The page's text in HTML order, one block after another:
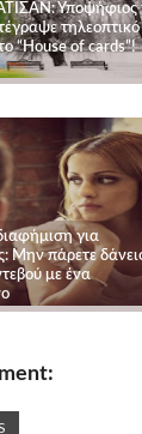
Υποψήφιος
τηλεοπτικό
“House of cards”!
για
Μην πάρετε
με ένα